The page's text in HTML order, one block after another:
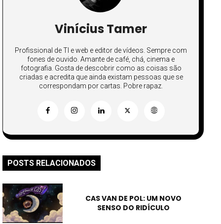
Vinícius Tamer
Profissional de TI e web e editor de vídeos. Sempre com
fones de ouvido. Amante de café, chá, cinema e
fotografia. Gosta de descobrir como as coisas são
criadas e acredita que ainda existam pessoas que se
correspondam por cartas. Pobre rapaz.
POSTS RELACIONADOS
CAS VAN DE POL: UM NOVO
SENSO DO RIDÍCULO